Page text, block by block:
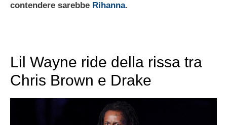
contendere sarebbe Rihanna.
Lil Wayne ride della rissa tra
Chris Brown e Drake